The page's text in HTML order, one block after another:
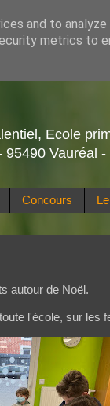
Ecole
Vauréal
Concours
autour de Noël.
l'école, sur les
and to
metrics to